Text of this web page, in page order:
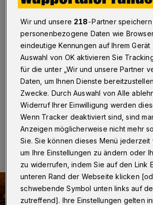
Remscheid / Wuppertal·Die Polizei
(9. Juni 2023) auf Antrag der
Staatsanwaltschaft ein Haus in der
Mandtstraße durchsucht – und dort
Räume verteilte Cannabis-Plantage
Objekt angetroffener Tatverdächtiger
vorläufig festgenommen.
09.06.2023 , 12:24 Uhr Eine Minute
Wir und unsere 218-Partner
personenbezogene Daten wie
eindeutige Kennungen auf Ihrem Gerät
Auswahl von OK aktivieren Sie
für die unter „Wir und unsere Partner
Daten, um Ihnen Dienste
Zwecke. Durch Auswahl von Alle
Widerruf Ihrer Einwilligung werden
Wenn Tracker deaktiviert sind, sind
Anzeigen möglicherweise nicht mehr
Sie. Sie können dieses Menü jederzeit
um Ihre Einstellungen zu ändern oder
zu widerrufen, indem Sie auf den Link
unteren Rand der Webseite klicken
schwebende Symbol unten links auf
zutreffend]. Ihre Einstellungen gelten